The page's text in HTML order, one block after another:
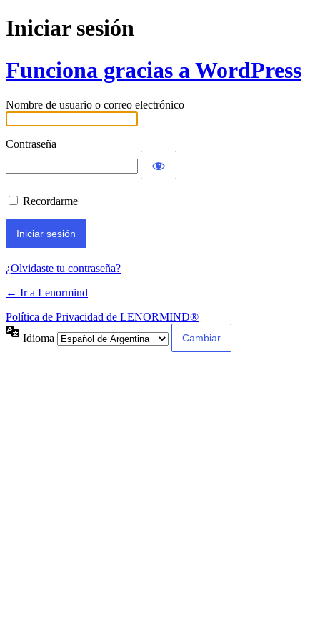
Iniciar sesión
Funciona gracias a WordPress
Nombre de usuario o correo electrónico
Contraseña
Recordarme
¿Olvidaste tu contraseña?
← Ir a Lenormind
Política de Privacidad de LENORMIND®
Idioma